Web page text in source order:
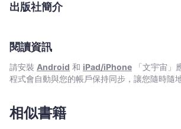
出版社簡介
閱讀資訊
請安裝 Android 和 iPad/iPhone 「文宇宙」
程式會自動與您的帳戶保持同步，讓您隨時隨
相似書籍